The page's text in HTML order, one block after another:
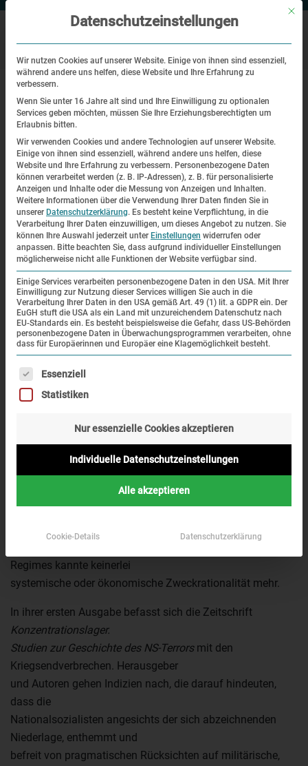
Startseite |
Literaturtipps – Newsletter 7 –
2016
Literaturtipps
Garbe, Detlef; Morsch, Günter(Hrsg.)
Kriegsendverbrechen zwischen
Untergangschaos und
Vernichtungsprogramm. – Berlin:
Metropol 2015 (Konzentrationslager:
Studien zur Geschichte des NS-Terrors; H.
1)
Die
letzte Phase des „Dritten Reiches“ ging mit einer kaum
noch für möglich
gehaltenen Steigerung von Terror und Gewalt einher. Es
gab keine Mordtat, vor
Grausamkeit, derer sie
sich nicht bedienten, keinen „Feind“, der vor ihnen sicher
Ländern, Städten,
Regimes kannte keinerlei
systemische oder ökonomische Zweckrationalität mehr.
In ihrer ersten Ausgabe befasst sich die Zeitschrift
Konzentrationslager.
Studien zur Geschichte des NS-Terrorsmit den
Kriegsendverbrechen. Herausgeber
und Autoren gehen Indizien nach, die darauf hindeuten,
dass die
Nationalsozialisten angesichts der sich abzeichnenden
Niederlage, enthemmt und
befreit von pragmatischen Rücksichten auf militärische,
Mit
Datenschutzeinstellungen
Wir nutzen Cookies auf unserer Website. Einige von ihnen sind essenziell,
während andere uns helfen, diese Website und Ihre Erfahrung zu
verbessern.
Wenn Sie unter 16 Jahre alt sind und Ihre Einwilligung zu optionalen
Services geben möchten, müssen Sie Ihre Erziehungsberechtigten um
Erlaubnis bitten.
Wir verwenden Cookies und andere Technologien auf unserer Website.
Einige von ihnen sind essenziell, während andere uns helfen, diese
Website und Ihre Erfahrung zu verbessern. Personenbezogene Daten
können verarbeitet werden (z. B. IP-Adressen), z. B. für personalisierte
Anzeigen und Inhalte oder die Messung von Anzeigen und Inhalten.
Weitere Informationen über die Verwendung Ihrer Daten finden Sie in
unserer Datenschutzerklärung. Es besteht keine Verpflichtung, in die
Verarbeitung Ihrer Daten einzuwilligen, um dieses Angebot zu nutzen. Sie
können Ihre Auswahl jederzeit unter Einstellungen widerrufen oder
anpassen. Bitte beachten Sie, dass aufgrund individueller Einstellungen
möglicherweise nicht alle Funktionen der Website verfügbar sind.
Einige Services verarbeiten personenbezogene Daten in den USA. Mit Ihrer
Einwilligung zur Nutzung dieser Services willigen Sie auch in die
Verarbeitung Ihrer Daten in den USA gemäß Art. 49 (1) lit. a GDPR ein. Der
EuGH stuft die USA als ein Land mit unzureichendem Datenschutz nach
EU-Standards ein. Es besteht beispielsweise die Gefahr, dass US-Behörden
personenbezogene Daten in Überwachungsprogrammen verarbeiten, ohne
dass für Europäerinnen und Europäer eine Klagemöglichkeit besteht.
Es folgt eine Liste der Service-Gruppen, für die eine
Essenziell
Statistiken
Nur essenzielle Cookies akzeptieren
Individuelle Datenschutzeinstellungen
Alle akzeptieren
Cookie-Details Datenschutzerklärung